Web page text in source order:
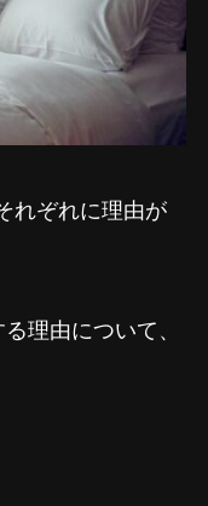
れぞれに理由が
理由について、